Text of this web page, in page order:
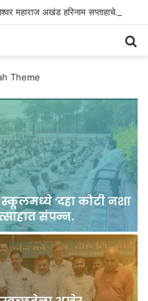
गोरेगाव (वांगी) येथे श्री संत माऊली ज्ञानेश्वर महाराज अखंड हरिनाम सप्ताहाचे आयोजन; भक्तिमय वातावरणाची निर्मिती.
‘दहा कोटी नशा
संपन्न.